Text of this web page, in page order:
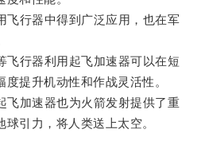
行器中得到广泛应用，也在军
行器利用起飞加速器可以在短
提升机动性和作战灵活性。
加速器也为火箭发射提供了重
引力，将人类送上太空。